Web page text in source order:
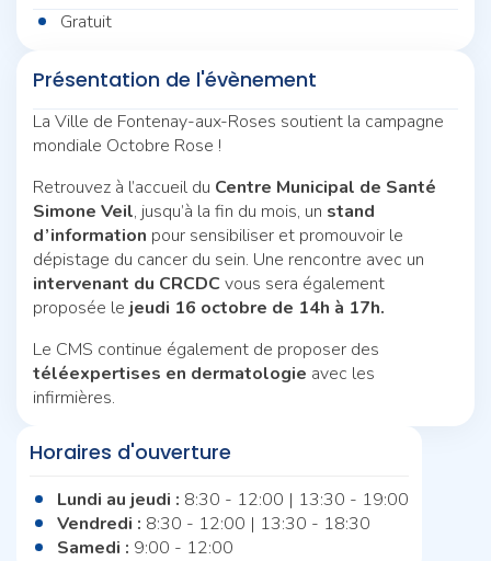
Gratuit
Présentation de l'évènement
La Ville de Fontenay-aux-Roses soutient la campagne
mondiale Octobre Rose !
Retrouvez à l’accueil du Centre Municipal de Santé
Simone Veil, jusqu’à la fin du mois, un stand
d’information pour sensibiliser et promouvoir le
dépistage du cancer du sein. Une rencontre avec un
intervenant du CRCDCvous sera également
proposée le jeudi 16 octobre de 14h à 17h.
Le CMS continue également de proposer des
téléexpertises en dermatologie avec les
infirmières.
Horaires d'ouverture
Lundi au jeudi : 8:30 - 12:00 | 13:30 - 19:00
Vendredi : 8:30 - 12:00 | 13:30 - 18:30
Samedi : 9:00 - 12:00